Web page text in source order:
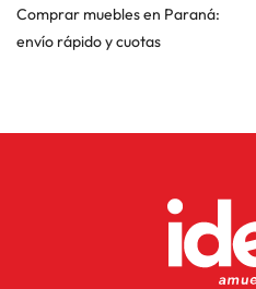
Comprar muebles en Paraná:
envío rápido y cuotas